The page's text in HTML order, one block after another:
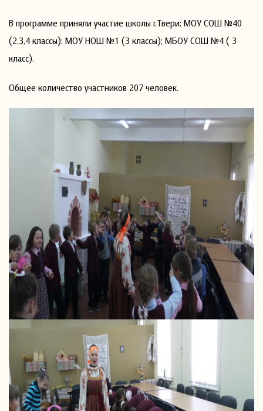
В программе приняли участие школы г.Твери: МОУ СОШ №40
(2,3,4 классы); МОУ НОШ №1 (3 классы); МБОУ СОШ №4 ( 3
класс).
Общее количество участников 207 человек.